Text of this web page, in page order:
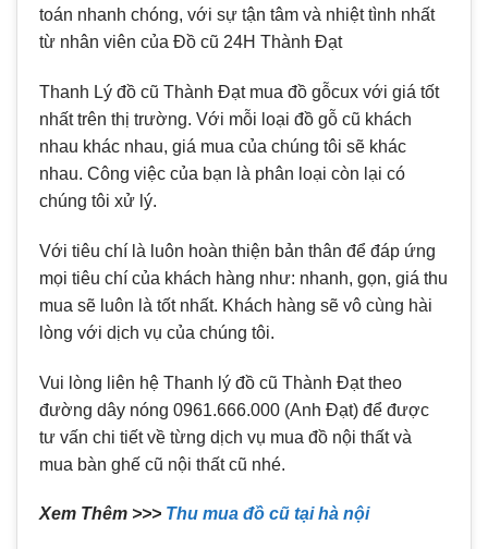
toán nhanh chóng, với sự tận tâm và nhiệt tình nhất
từ ​​nhân viên của Đồ cũ 24H Thành Đạt
Thanh Lý đồ cũ Thành Đạt mua đồ gỗcux với giá tốt
nhất trên thị trường. Với mỗi loại đồ gỗ cũ khách
nhau khác nhau, giá mua của chúng tôi sẽ khác
nhau. Công việc của bạn là phân loại còn lại có
chúng tôi xử lý.
Với tiêu chí là luôn hoàn thiện bản thân để đáp ứng
mọi tiêu chí của khách hàng như: nhanh, gọn, giá thu
mua sẽ luôn là tốt nhất. Khách hàng sẽ vô cùng hài
lòng với dịch vụ của chúng tôi.
Vui lòng liên hệ Thanh lý đồ cũ Thành Đạt theo
đường dây nóng 0961.666.000 (Anh Đạt) để được
tư vấn chi tiết về từng dịch vụ mua đồ nội thất và
mua bàn ghế cũ nội thất cũ nhé.
Xem Thêm >>> Thu mua đồ cũ tại hà nội